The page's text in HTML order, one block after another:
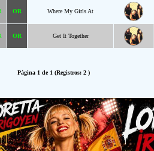
OR Where My Girls At
OR Get It Together
Página 1 de 1 (Registros: 2 )